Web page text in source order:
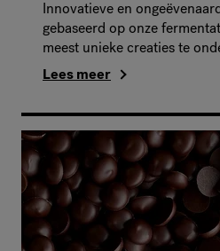
Innovatieve en
gebaseerd op onze
meest unieke creaties te
Lees meer